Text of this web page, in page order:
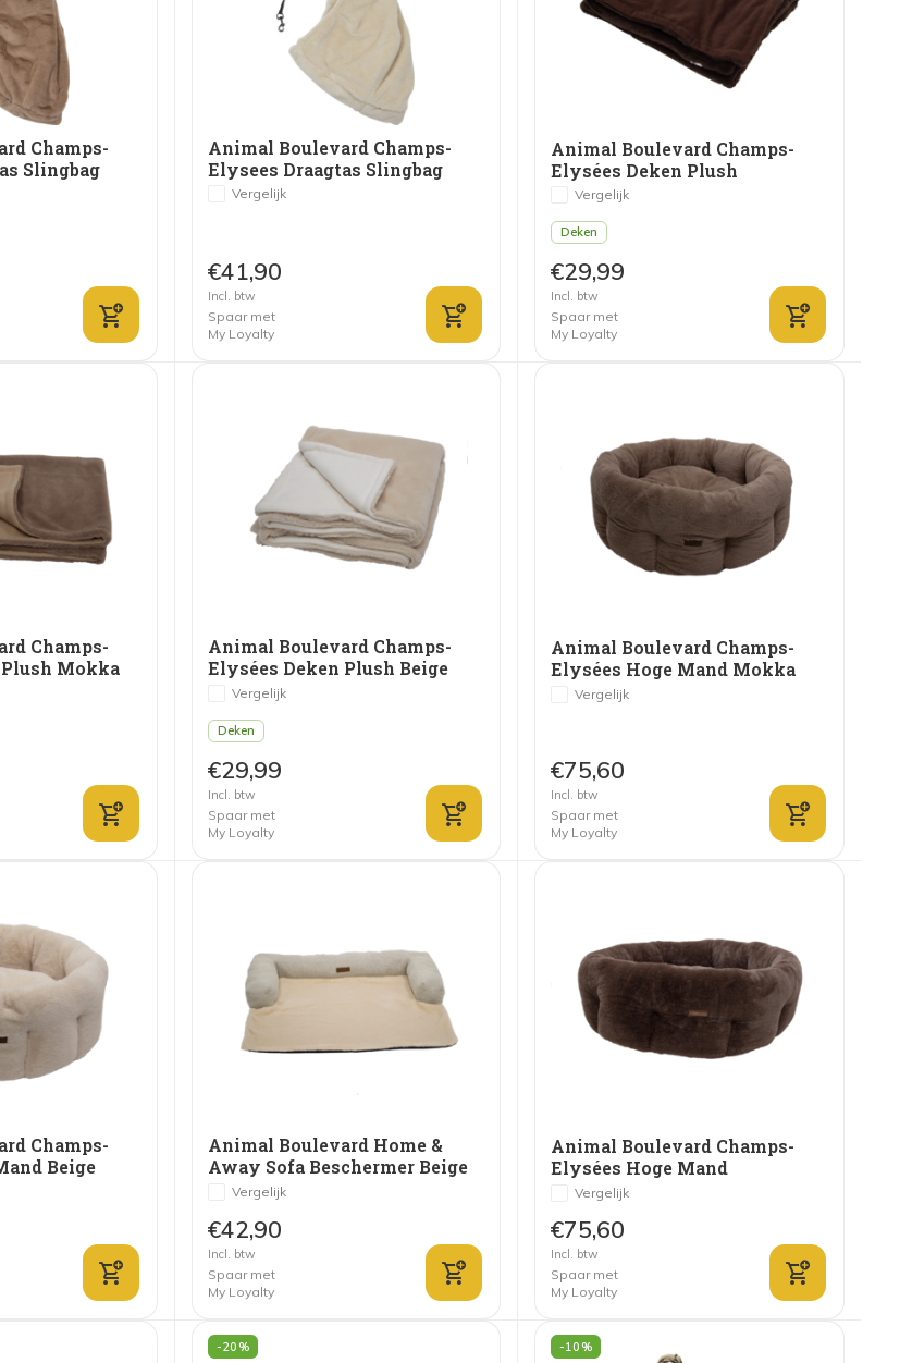
Champs-
Slingbag
Animal Boulevard Champs-
Elysees Draagtas Slingbag
Beige
Vergelijk
€41,90
Incl. btw
Spaar met
My Loyalty
Animal Boulevard Champs-
Elysées Deken Plush
Donkerbruin
Vergelijk
Deken
€29,99
Incl. btw
Spaar met
My Loyalty
Champs-
Mokka
Animal Boulevard Champs-
Elysées Deken Plush Beige
Vergelijk
Deken
€29,99
Incl. btw
Spaar met
My Loyalty
Animal Boulevard Champs-
Elysées Hoge Mand Mokka
Vergelijk
€75,60
Incl. btw
Spaar met
My Loyalty
Champs-
Beige
Animal Boulevard Home &
Away Sofa Beschermer Beige
Vergelijk
€42,90
Incl. btw
Spaar met
My Loyalty
Animal Boulevard Champs-
Elysées Hoge Mand
Donkerbruin
Vergelijk
€75,60
Incl. btw
Spaar met
My Loyalty
-20% -10%